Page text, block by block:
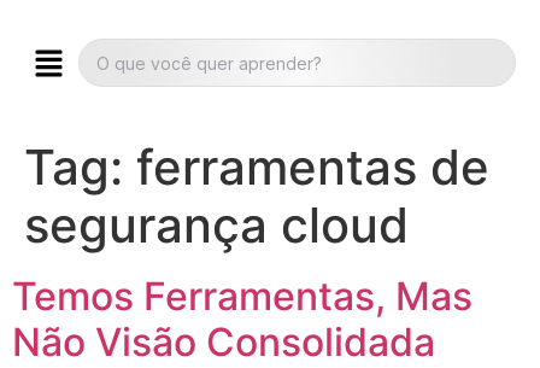
Tag: ferramentas de
segurança cloud
Temos Ferramentas, Mas
Não Visão Consolidada